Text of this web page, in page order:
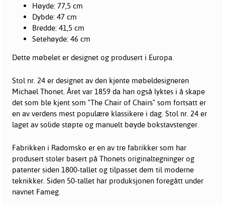
Høyde: 77,5 cm
Dybde: 47 cm
Bredde: 41,5 cm
Setehøyde: 46 cm
Dette møbelet er designet og produsert i Europa.
Stol nr. 24 er designet av den kjente møbeldesigneren
Michael Thonet. Året var 1859 da han også lyktes i å skape
det som ble kjent som "The Chair of Chairs" som fortsatt er
en av verdens mest populære klassikere i dag. Stol nr. 24 er
laget av solide støpte og manuelt bøyde bokstavstenger.
Fabrikken i Radomsko er en av tre fabrikker som har
produsert stoler basert på Thonets originaltegninger og
patenter siden 1800-tallet og tilpasset dem til moderne
teknikker. Siden 50-tallet har produksjonen foregått under
navnet Fameg.